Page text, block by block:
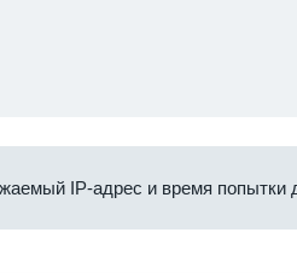
IP-адрес и время попытки